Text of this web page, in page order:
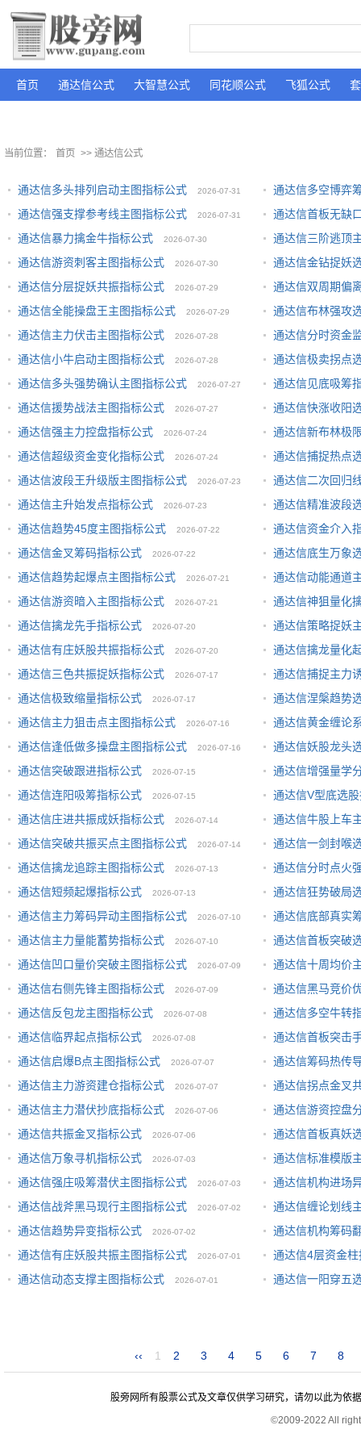
首页 通达信公式 大智慧公式 同花顺公式 飞狐公式
当前位置： 首页 >> 通达信公式
通达信多头排列启动主图指标公式 2026-07-31
通达信多空博弈
通达信强支撑参考线主图指标公式
2026-07-31
通达信首板无缺
通达信暴力擒金牛指标公式
2026-07-30
通达信三阶逃顶
通达信游资刺客主图指标公式
2026-07-30
通达信金钻捉妖
通达信分层捉妖共振指标公式
2026-07-29
通达信双周期偏
通达信全能操盘王主图指标公式
2026-07-29
通达信布林强攻
通达信主力伏击主图指标公式
2026-07-28
通达信分时资金
通达信小牛启动主图指标公式
2026-07-28
通达信极卖拐点
通达信多头强势确认主图指标公式
2026-07-27
通达信见底吸筹
通达信援势战法主图指标公式
2026-07-27
通达信快涨收阳
通达信强主力控盘指标公式
2026-07-24
通达信新布林极
通达信超级资金变化指标公式
2026-07-24
通达信捕捉热点
通达信波段王升级版主图指标公式
2026-07-23
通达信二次回归
通达信主升始发点指标公式
2026-07-23
通达信精准波段
通达信趋势45度主图指标公式
2026-07-22
通达信资金介入
通达信金叉筹码指标公式
2026-07-22
通达信底生万象
通达信趋势起爆点主图指标公式
2026-07-21
通达信动能通道
通达信游资暗入主图指标公式
2026-07-21
通达信神狙量化
通达信擒龙先手指标公式
2026-07-20
通达信策略捉妖
通达信有庄妖股共振指标公式
2026-07-20
通达信擒龙量化
通达信三色共振捉妖指标公式
2026-07-17
通达信捕捉主力
通达信极致缩量指标公式
2026-07-17
通达信涅槃趋势
通达信主力狙击点主图指标公式
2026-07-16
通达信黄金缠论
通达信逢低做多操盘主图指标公式
2026-07-16
通达信妖股龙头
通达信突破跟进指标公式
2026-07-15
通达信增强量学
通达信连阳吸筹指标公式
2026-07-15
通达信V型底选
通达信庄进共振成妖指标公式
2026-07-14
通达信牛股上车
通达信突破共振买点主图指标公式
2026-07-14
通达信一剑封喉
通达信擒龙追踪主图指标公式
2026-07-13
通达信分时点火
通达信短频起爆指标公式
2026-07-13
通达信狂势破局
通达信主力筹码异动主图指标公式
2026-07-10
通达信底部真实
通达信主力量能蓄势指标公式
2026-07-10
通达信首板突破
通达信凹口量价突破主图指标公式
2026-07-09
通达信十周均价
通达信右侧先锋主图指标公式
2026-07-09
通达信黑马竞价
通达信反包龙主图指标公式
2026-07-08
通达信多空牛转
通达信临界起点指标公式
2026-07-08
通达信首板突击
通达信启爆B点主图指标公式
2026-07-07
通达信筹码热传
通达信主力游资建仓指标公式
2026-07-07
通达信拐点金叉
通达信主力潜伏抄底指标公式
2026-07-06
通达信游资控盘
通达信共振金叉指标公式
2026-07-06
通达信首板真妖
通达信万象寻机指标公式
2026-07-03
通达信标准模版
通达信强庄吸筹潜伏主图指标公式
2026-07-03
通达信机构进场
通达信战斧黑马现行主图指标公式
2026-07-02
通达信缠论划线
通达信趋势异变指标公式
2026-07-02
通达信机构筹码
通达信有庄妖股共振主图指标公式
2026-07-01
通达信4层资金
通达信动态支撑主图指标公式
2026-07-01 通达信一阳穿五
‹‹ 1 2 3 4 5 6 7 8
股旁网所有股票公式及文章仅供学习研究，请勿以此为依
©2009-2022 All